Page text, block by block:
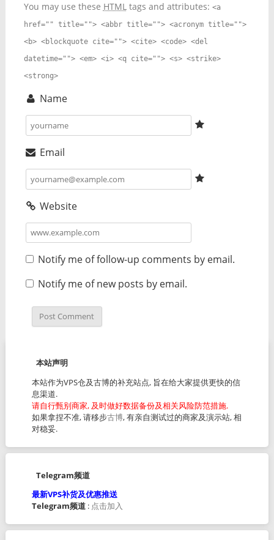
You may use these HTMLtags and attributes: <a
href="" title=""> <abbr title=""> <acronym title="">
<b> <blockquote cite=""> <cite> <code> <del
datetime=""> <em> <i> <q cite=""> <s> <strike>
<strong>
Name
Email
Website
Notify me of follow-up comments by email.
Notify me of new posts by email.
本站声明
本站作为VPS仓及古博的补充站点, 旨在给大家提供更快的信
息渠道.
请自行甄别商家, 及时做好数据备份及相关风险防范措施.
如果拿捏不准, 请移步古博, 有亲自测试过的商家及演示站, 相
对稳妥.
Telegram频道
最新VPS补货及优惠推送
Telegram频道: 点击加入